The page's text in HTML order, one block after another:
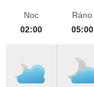
Noc
02:00
Ráno
05:00